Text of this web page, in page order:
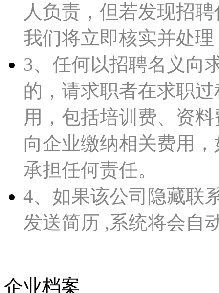
人负责，但若发现招
我们将立即核实并处理
3、任何以招聘名义向
的，请求职者在求职
用，包括培训费、资
向企业缴纳相关费用，
承担任何责任。
4、如果该公司隐藏联
发送简历 ,系统将会自
企业档案